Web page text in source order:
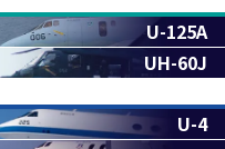
U-125A
UH-60J
U-4